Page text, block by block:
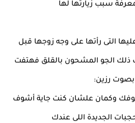
سبب زيارتها لها
التى رأتها على وجه زوجها قبل
ذلك الجو المشحون بالقلق فهتفت
بصوت رزين:
وكمان علشان كنت جاية أشوف
الجديدة اللى عندك